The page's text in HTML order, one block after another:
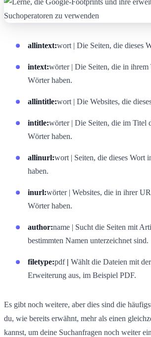
allintext:wort | Die Seiten, die dieses
intext:wörter | Die Seiten, die in ihrem
Wörter haben.
allintitle:wort | Die Websites, die
intitle:wörter | Die Seiten, die im Titel
Wörter haben.
allinurl:wort | Seiten, die dieses Wort
haben.
inurl:wörter | Websites, die in ihrer
Wörter haben.
author:name | Sucht die Seiten mit
bestimmten Namen unterzeichnet sind.
filetype:pdf| Wählt die Dateien mit
Erweiterung aus, im Beispiel PDF.
Es gibt noch weitere, aber dies sind die
du, wie bereits erwähnt, mehr als einen
kannst, um deine Suchanfragen noch weiter